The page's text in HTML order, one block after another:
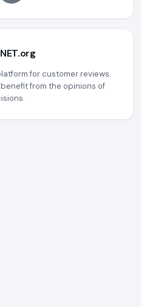
for customer reviews.
from the opinions of